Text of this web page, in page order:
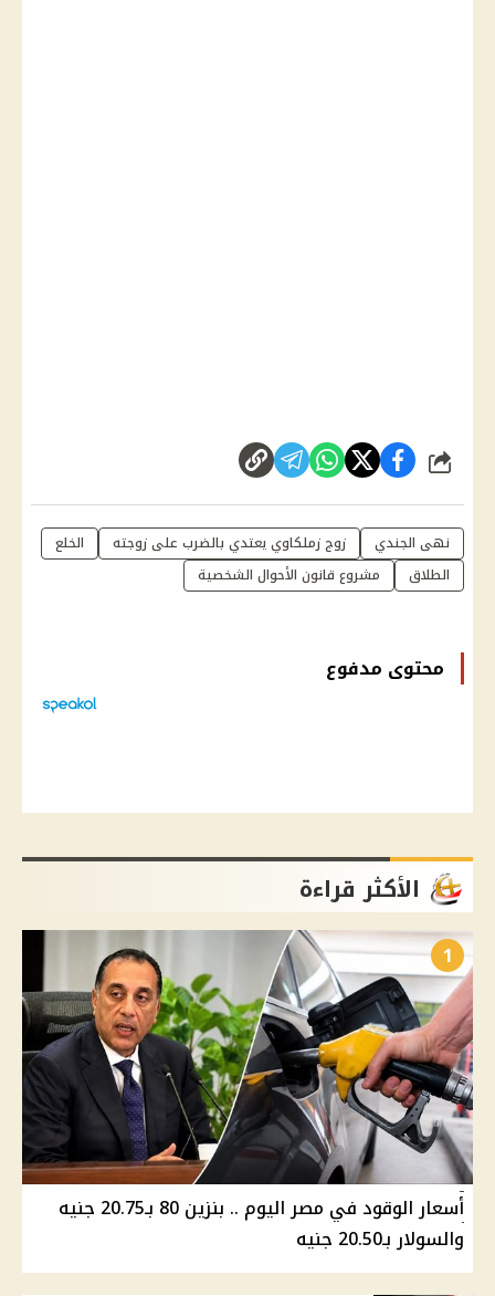
شارك
نهى الجندي زوج زملكاوي يعتدي بالضرب على زوجته
الخلع
الطلاق
مشروع قانون الأحوال الشخصية
محتوى مدفوع
الأكثر قراءة
1
أسعار الوقود في مصر اليوم .. بنزين 80 بـ20.75 جنيه
والسولار بـ20.50 جنيه